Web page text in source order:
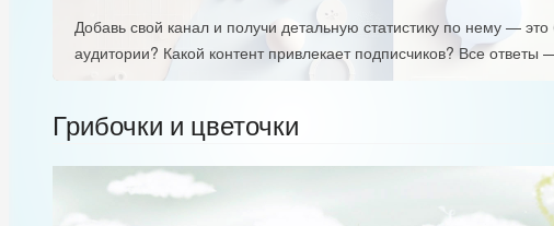
Добавь свой канал и получи детальную статистику по нему —
аудитории? Какой контент привлекает подписчиков? Все ответы
Грибочки и цветочки